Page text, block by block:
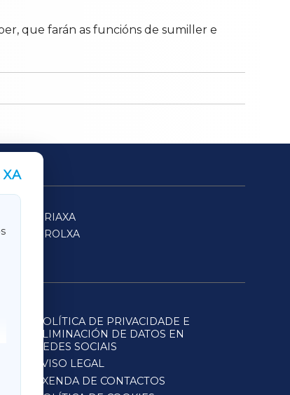
que farán as funcións de sumiller e
XA
SARRIAXA
FERROLXA
POLÍTICA DE PRIVACIDADE E
ELIMINACIÓN DE DATOS EN
REDES SOCIAIS
AVISO LEGAL
AXENDA DE CONTACTOS